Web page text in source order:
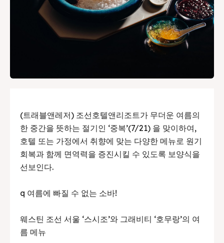
(트래블앤레저) 조선호텔앤리조트가 무더운 여름의
한 중간을 뜻하는 절기인 ‘중복’(7/21) 을 맞이하여,
호텔 또는 가정에서 취향에 맞는 다양한 메뉴로 원기
회복과 함께 면역력을 증진시킬 수 있도록 보양식을
선보인다.
q 여름에 빠질 수 없는 소바!
웨스틴 조선 서울 ‘스시조’와 그래비티 ‘호무랑’의 여
름 메뉴